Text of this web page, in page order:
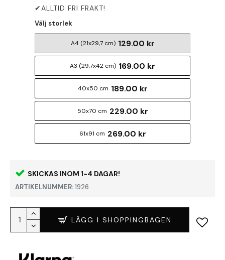
SKICKAS INOM 1-4 DAGAR!
ARTIKELNUMMER:1926
Välj storlek
A4 (21x29,7 cm) 129.00 kr
A3 (29,7x42 cm) 169.00 kr
40x50 cm 189.00 kr
50x70 cm 229.00 kr
61x91 cm 269.00 kr
LÄGG I SHOPPINGBAGEN